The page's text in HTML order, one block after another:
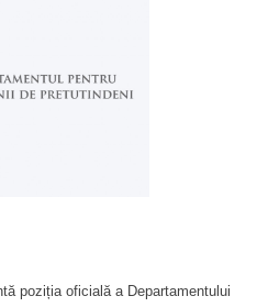
poziția oficială a Departamentului